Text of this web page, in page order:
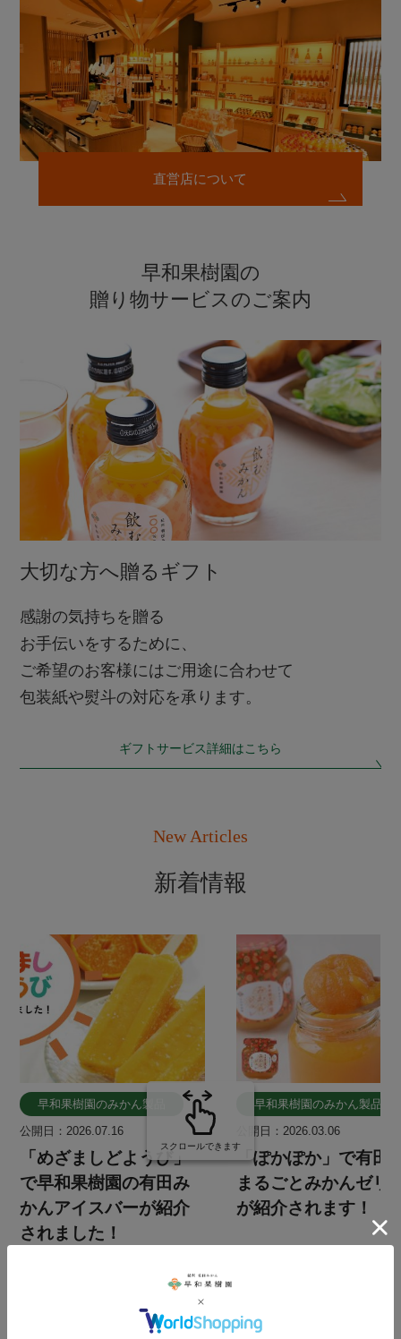
直営店について
早和果樹園の
贈り物サービスのご案内
大切な方へ贈るギフト
感謝の気持ちを贈る
お手伝いをするために、
ご希望のお客様にはご用途に合わせて
包装紙や熨斗の対応を承ります。
ギフトサービス詳細はこちら